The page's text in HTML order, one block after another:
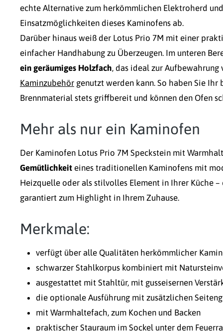
echte Alternative zum herkömmlichen Elektroherd
Einsatzmöglichkeiten dieses Kaminofens ab.
Darüber hinaus weiß der Lotus Prio 7M mit einer
einfacher Handhabung zu Überzeugen. Im unteren
ein geräumiges Holzfach, das ideal zur
Kaminzubehör genutzt werden kann. So haben Sie Ihr
Brennmaterial stets griffbereit und können den Ofen
Mehr als nur ein Kaminofen
Der Kaminofen Lotus Prio 7M Speckstein mit
Gemütlichkeit eines traditionellen Kaminofens mit
Heizquelle oder als stilvolles Element in Ihrer Küche
garantiert zum Highlight in Ihrem Zuhause.
Merkmale:
verfügt über alle Qualitäten herkömmlicher
schwarzer Stahlkorpus kombiniert mit
ausgestattet mit Stahltür, mit gusseisernen
die optionale Ausführung mit zusätzlichen
mit Warmhaltefach, zum Kochen und Backen
praktischer Stauraum im Sockel unter dem